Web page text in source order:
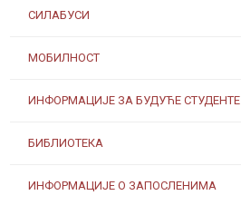
СИЛАБУСИ
МОБИЛНОСТ
ИНФОРМАЦИЈЕ ЗА БУДУЋЕ СТУДЕНТЕ
БИБЛИОТЕКА
ИНФОРМАЦИЈЕ О ЗАПОСЛЕНИМА